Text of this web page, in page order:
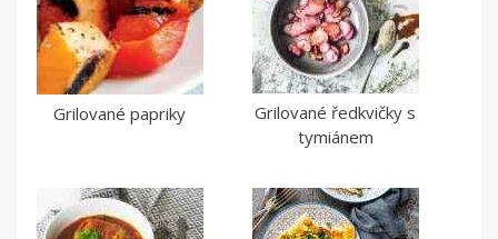
Grilované papriky
Grilované ředkvičky s
tymiánem